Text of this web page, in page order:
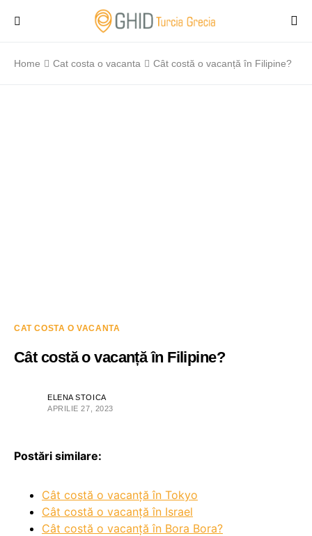
Home Cat costa o vacanta Cât costă o vacanță în Filipine?
CAT COSTA O VACANTA
Cât costă o vacanță în Filipine?
ELENA STOICA
APRILIE 27, 2023
Postări similare:
Cât costă o vacanță în Tokyo
Cât costă o vacanță în Israel
Cât costă o vacanță în Bora Bora?